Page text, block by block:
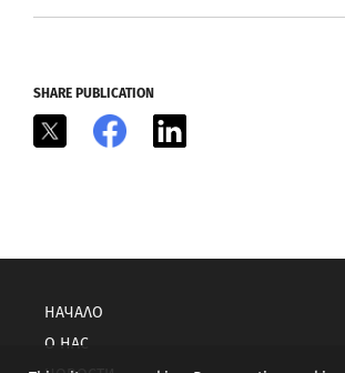
SHARE PUBLICATION
Facebook
НАЧАЛО
О НАС